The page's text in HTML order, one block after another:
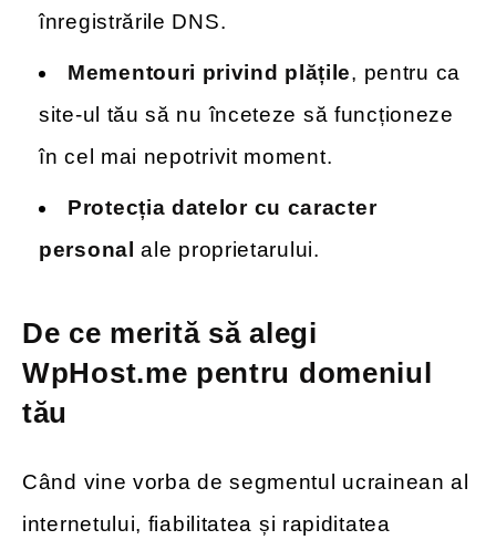
înregistrările DNS.
Mementouri privind plățile, pentru ca
site-ul tău să nu înceteze să funcționeze
în cel mai nepotrivit moment.
Protecția datelor cu caracter
personal ale proprietarului.
De ce merită să alegi
WpHost.me pentru domeniul
tău
Când vine vorba de segmentul ucrainean al
internetului, fiabilitatea și rapiditatea